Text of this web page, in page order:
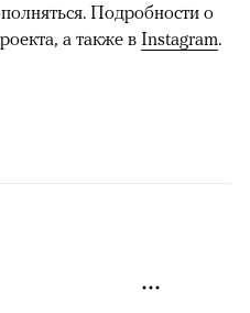
Подробности о
а также в Instagram.